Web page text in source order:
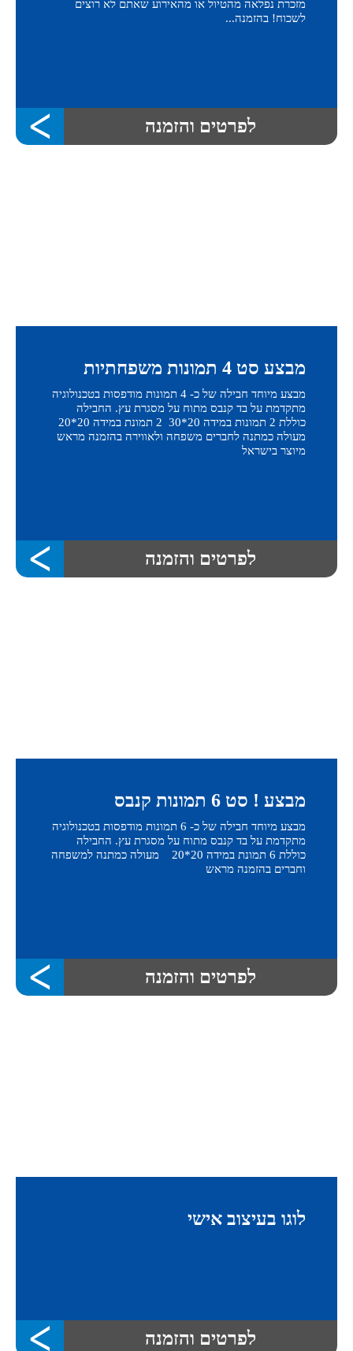
מזכרת נפלאה מהטיול או מהאירוע שאתם לא רוצים
לשכוח! בהזמנה...
לפרטים והזמנה
מבצע סט 4 תמונות משפחתיות
מבצע מיוחד חבילה של כ- 4 תמונות מודפסות בטכנולוגיה
מתקדמת על בד קנבס מתוח על מסגרת עץ. החבילה
מעולה כמתנה לחברים משפחה ולאווירה בהזמנה מראש
מיוצר בישראל
לפרטים והזמנה
מבצע ! סט 6 תמונות קנבס
מבצע מיוחד חבילה של כ- 6 תמונות מודפסות בטכנולוגיה
מתקדמת על בד קנבס מתוח על מסגרת עץ. החבילה
כוללת 6 תמונת במידה 20*20 מעולה כמתנה למשפחה
וחברים בהזמנה מראש
לפרטים והזמנה
לוגו בעיצוב אישי
לפרטים והזמנה